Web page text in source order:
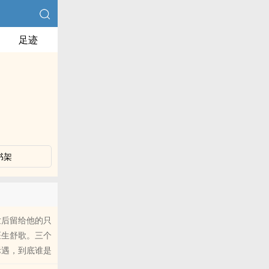
足迹
架
留给他的只
舒歌。三个
，到底谁是